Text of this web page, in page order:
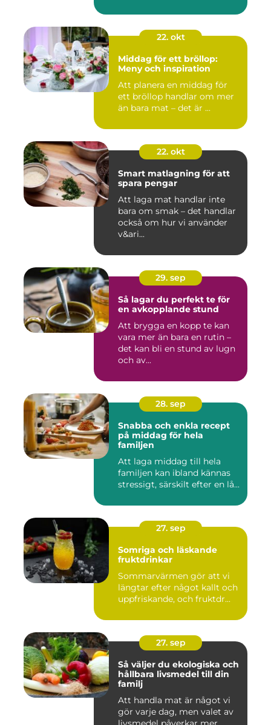
22. okt
Middag för ett bröllop:
Meny och inspiration
Att planera en middag för
ett bröllop handlar om mer
än bara mat – det är ...
22. okt
Smart matlagning för att
spara pengar
Att laga mat handlar inte
bara om smak – det handlar
också om hur vi använder
v&ari...
29. sep
Så lagar du perfekt te för
en avkopplande stund
Att brygga en kopp te kan
vara mer än bara en rutin –
det kan bli en stund av lugn
och av...
28. sep
Snabba och enkla recept
på middag för hela
familjen
Att laga middag till hela
familjen kan ibland kännas
stressigt, särskilt efter en lå...
27. sep
Somriga och läskande
fruktdrinkar
Sommarvärmen gör att vi
längtar efter något kallt och
uppfriskande, och fruktdr...
27. sep
Så väljer du ekologiska och
hållbara livsmedel till din
familj
Att handla mat är något vi
gör varje dag, men valet av